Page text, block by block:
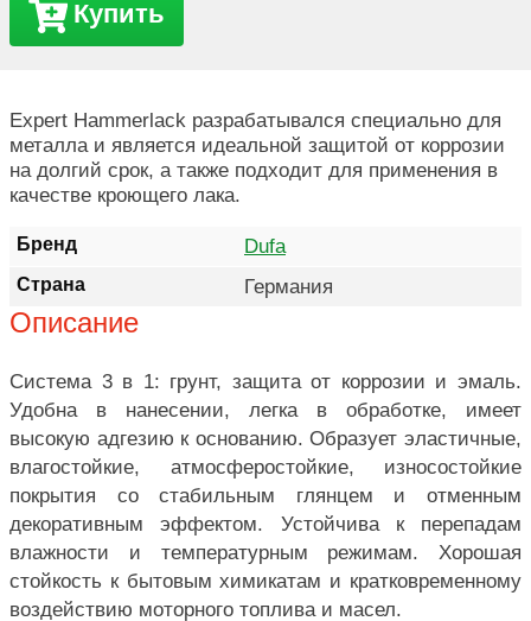
Купить
Бренд Dufa
Страна Германия
Expert Hammerlack разрабатывался специально для
металла и является идеальной защитой от коррозии
на долгий срок, а также подходит для применения в
качестве кроющего лака.
Описание
Система 3 в 1: грунт, защита от коррозии и эмаль.
Удобна в нанесении, легка в обработке, имеет
высокую адгезию к основанию. Образует эластичные,
влагостойкие, атмосферостойкие, износостойкие
покрытия со стабильным глянцем и отменным
декоративным эффектом. Устойчива к перепадам
влажности и температурным режимам. Хорошая
стойкость к бытовым химикатам и кратковременному
воздействию моторного топлива и масел.